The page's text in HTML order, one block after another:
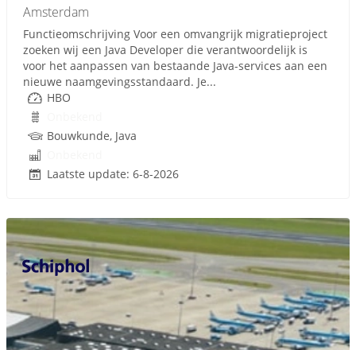
Amsterdam
Functieomschrijving Voor een omvangrijk migratieproject
zoeken wij een Java Developer die verantwoordelijk is
voor het aanpassen van bestaande Java-services aan een
nieuwe naamgevingsstandaard. Je...
HBO
Bouwkunde, Java
Laatste update: 6-8-2026